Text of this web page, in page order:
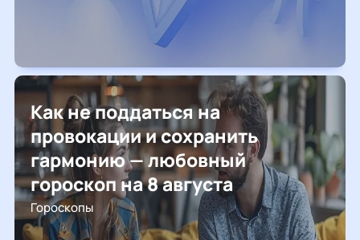
Как не поддаться на
провокации и сохранить
гармонию — любовный
гороскоп на 8 августа
Гороскопы